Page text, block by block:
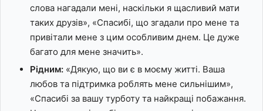
слова нагадали мені, наскільки я щасливий мати
таких друзів», «Спасибі, що згадали про мене та
привітали мене з цим особливим днем. Це дуже
багато для мене значить».
Рідним: «Дякую, що ви є в моєму житті. Ваша
любов та підтримка роблять мене сильнішим»,
«Спасибі за вашу турботу та найкращі побажання.